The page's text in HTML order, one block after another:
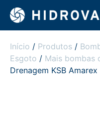
Início / Produtos /
Esgoto / Mais bombas
Drenagem KSB Amarex